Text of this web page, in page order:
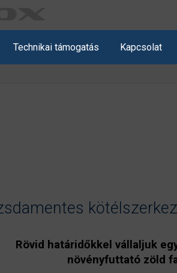
Technikai támogatás Kapcsolat
Rövid határidőkkel vállaljuk
növényfuttató zöld